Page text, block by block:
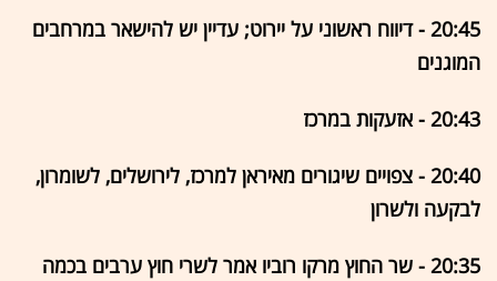
20:45 - דיווח ראשוני על יירוט; עדיין יש להישאר במרחבים
המוגנים
20:43 - אזעקות במרכז
20:40 - צפויים שיגורים מאיראן למרכז, לירושלים, לשומרון,
לבקעה ולשרון
20:35 - שר החוץ מרקו רוביו אמר לשרי חוץ ערבים בכמה